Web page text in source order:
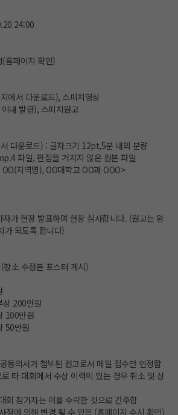
24:00
홈페이지 확인)
에서 다운로드), 스피치영상
내 발급), 스피치원고
다운로드) : 글자크기 12pt,5분 내외 분량
파일, 편집을 거치지 않은 원본 파일
지역명), OO대학교 OO과 OOO>
가 현장 발표하며 현장 심사합니다. (원고는 암
가 되도록 합니다)
소 수정본 포스터 게시)
상 200만원
100만원
50만원
동의서가 첨부된 원고로서 메일 접수만 인정함
타 대회에서 수상 이력이 있는 경우 취소 및 상
회 참가자는 이를 수락한 것으로 간주함
정에 의해 변경 될 수 있음 (홈페이지 수시 확인)